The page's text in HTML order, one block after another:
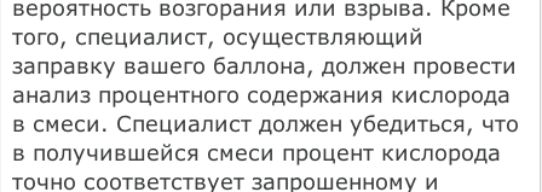
вероятность возгорания или взрыва. Кроме
того, специалист, осуществляющий
заправку вашего баллона, должен провести
анализ процентного содержания кислорода
в смеси. Специалист должен убедиться, что
в получившейся смеси процент кислорода
точно соответствует запрошенному и